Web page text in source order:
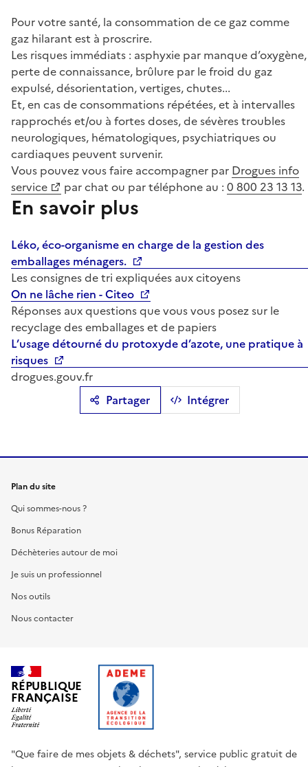
Partager Intégrer
Pour votre santé, la consommation de ce gaz comme
gaz hilarant est à proscrire.
Les risques immédiats : asphyxie par manque d’oxygène,
perte de connaissance, brûlure par le froid du gaz
expulsé, désorientation, vertiges, chutes...
Et, en cas de consommations répétées, et à intervalles
rapprochés et/ou à fortes doses, de sévères troubles
neurologiques, hématologiques, psychiatriques ou
cardiaques peuvent survenir.
Vous pouvez vous faire accompagner par Drogues info
service
par chat ou par téléphone au : 0 800 23 13 13.
En savoir plus
Léko, éco-organisme en charge de la gestion des
emballages ménagers.
Les consignes de tri expliquées aux citoyens
On ne lâche rien - Citeo
Réponses aux questions que vous vous posez sur le
recyclage des emballages et de papiers
L’usage détourné du protoxyde d’azote, une pratique à
risques
drogues.gouv.fr
Plan du site
Qui sommes-nous ?
Bonus Réparation
Déchèteries autour de moi
Je suis un professionnel
Nos outils
Nous contacter
RÉPUBLIQUE
FRANÇAISE
"Que faire de mes objets & déchets", service public gratuit de